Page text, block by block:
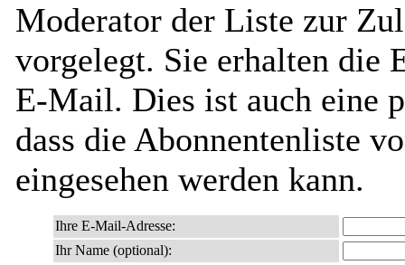
Moderator der Liste zur
vorgelegt. Sie erhalten die
E-Mail. Dies ist auch eine
dass die Abonnentenliste
eingesehen werden kann.
Ihre E-Mail-Adresse:
Ihr Name (optional):